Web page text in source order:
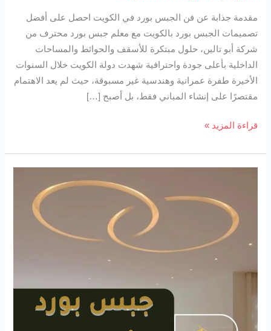
مقدمة جذابة عن فن الجبس بورد في الكويت احصل على أفضل
تصميمات الجبس بورد بالكويت مع معلم جبس بورد محترف من
شركة أبو تالين، حلول مبتكرة للأسقف والحوائط والمساحات
الداخلية بأعلى جودة واحترافية شهدت دولة الكويت خلال السنوات
الأخيرة طفرة عمرانية وهندسية غير مسبوقة، حيث لم يعد الاهتمام
مقتصرًا على إنشاء المباني فقط، بل أصبح […]
قراءة المزيد »
94727923